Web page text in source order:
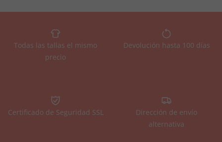
Todas las tallas el mismo
precio
Devolución hasta 100 días
Certificado de Seguridad SSL
Dirección de envío
alternativa